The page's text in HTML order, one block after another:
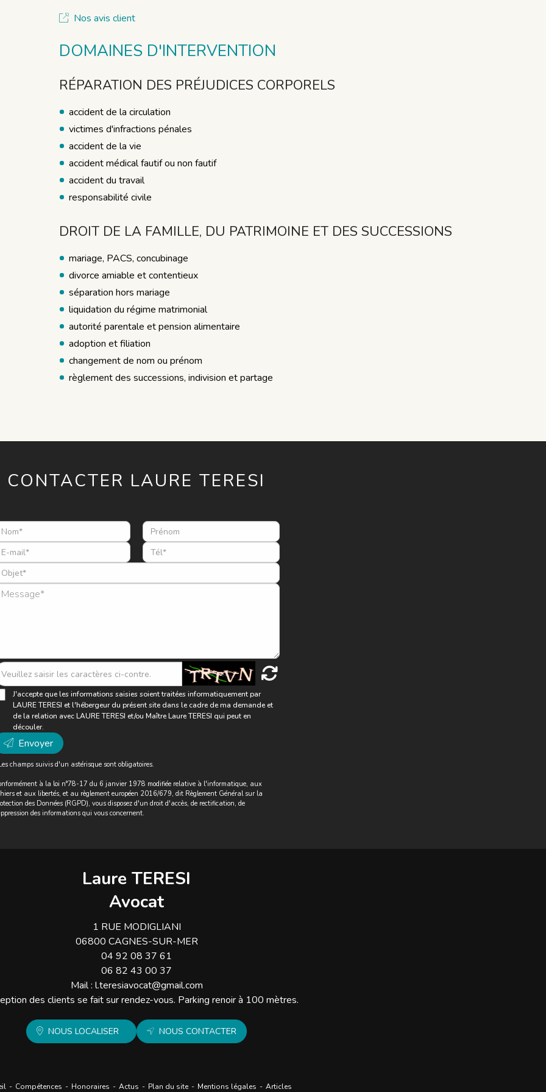
Nos avis client
DOMAINES D'INTERVENTION
RÉPARATION DES PRÉJUDICES CORPORELS
accident de la circulation
victimes d'infractions pénales
accident de la vie
accident médical fautif ou non fautif
accident du travail
responsabilité civile
DROIT DE LA FAMILLE, DU PATRIMOINE ET DES SUCCESSIONS
mariage, PACS, concubinage
divorce amiable et contentieux
séparation hors mariage
liquidation du régime matrimonial
autorité parentale et pension alimentaire
adoption et filiation
changement de nom ou prénom
règlement des successions, indivision et partage
CONTACTER LAURE TERESI
J'accepte que les informations saisies soient traitées informatiquement par
LAURE TERESI et l'hébergeur du présent site dans le cadre de ma demande et
de la relation avec LAURE TERESI et/ou Maître Laure TERESI qui peut en
découler.
Envoyer
champs suivis d'un astérisque sont obligatoires.
à la loi n°78-17 du 6 janvier 1978 modifiée relative à l'informatique, aux
et aux libertés, et au règlement européen 2016/679, dit Règlement Général sur la
des Données (RGPD), vous disposez d'un droit d'accès, de rectification, de
des informations qui vous concernent.
Laure TERESI
Avocat
1 RUE MODIGLIANI
06800 CAGNES-SUR-MER
04 92 08 37 61
06 82 43 00 37
Mail : l.teresiavocat@gmail.com
des clients se fait sur rendez-vous. Parking renoir à 100 mètres.
NOUS LOCALISER NOUS CONTACTER
Compétences Honoraires Actus Plan du site Mentions légales Articles